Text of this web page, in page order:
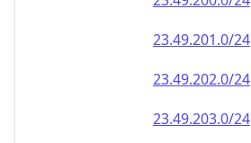
23.49.206.0/24
23.49.207.0/24
23.49.208.0/24
23.49.209.0/24